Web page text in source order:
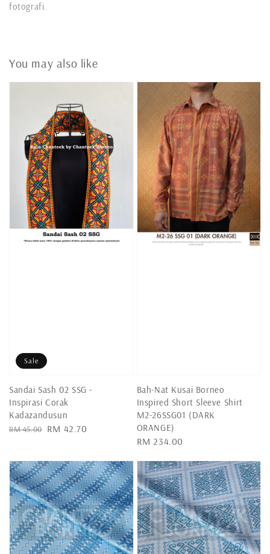
fotografi.
You may also like
Sale
Sandai Sash 02 SSG -
Inspirasi Corak
Kadazandusun
Regular
RM 45.00 Sale
RM 42.70
Bah-Nat Kusai Borneo
Inspired Short Sleeve Shirt
M2-26SSG01 (DARK
ORANGE)
Regular
RM 234.00